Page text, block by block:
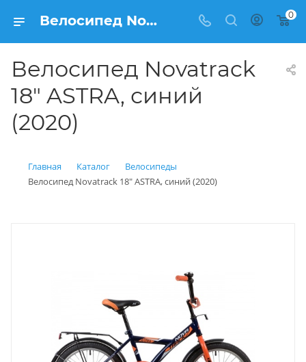
Велосипед Novatrack 18" ASTRA, синий (2020) купить: цена 8 900 рублей в Балашихе | Интернет магазин Вело150 0
Велосипед Novatrack
18" ASTRA, синий
(2020)
Главная Каталог
Велосипеды
Велосипед Novatrack 18" ASTRA, синий (2020)